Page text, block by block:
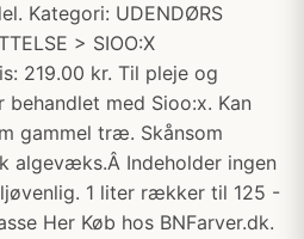
Kategori: UDENDØRS
> SIOO:X
219.00 kr. Til pleje og
med Sioo:x. Kan
gammel træ. Skånsom
algevæks.Â Indeholder ingen
1 liter rækker til 125 -
Her Køb hos BNFarver.dk.